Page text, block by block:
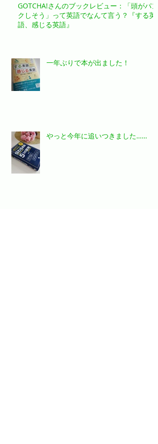
GOTCHA!さんのブックレビュー：「頭がパン
クしそう」って英語でなんて言う？『する英
語、感じる英語』
一年ぶりで本が出ました！
やっと今年に追いつきました……